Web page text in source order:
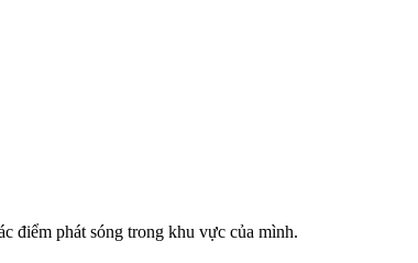
điểm phát sóng trong khu vực của mình.